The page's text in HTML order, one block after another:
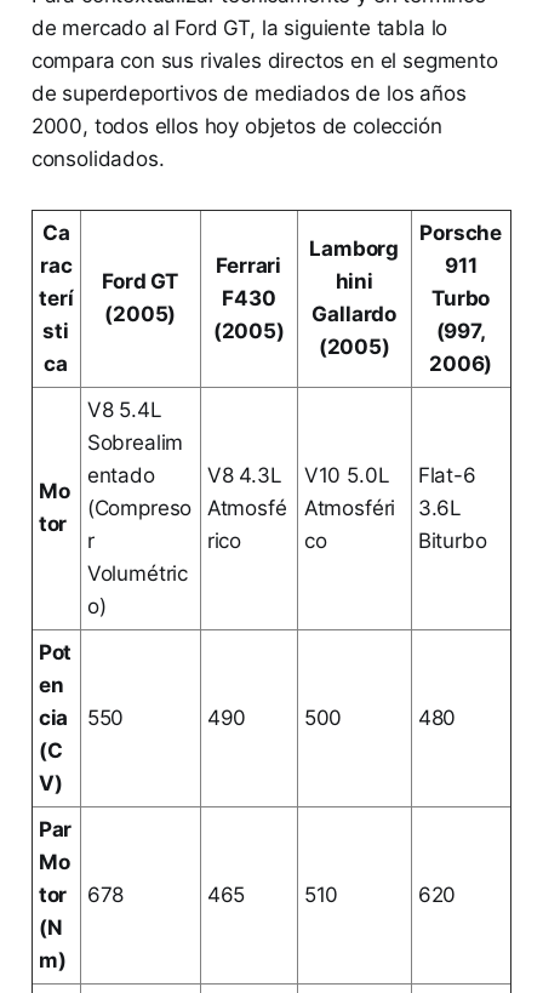
de mercado al Ford GT, la siguiente tabla lo
compara con sus rivales directos en el segmento
de superdeportivos de mediados de los años
2000, todos ellos hoy objetos de colección
consolidados.
Ca
rac
terí
sti
ca
Ford GT
(2005)
Ferrari
F430
(2005)
Lamborg
hini
Gallardo
(2005)
Porsche
911
Turbo
(997,
2006)
Mo
tor
V8 5.4L
Sobrealim
entado
(Compreso
r
Volumétric
o)
V8 4.3L
Atmosfé
rico
V10 5.0L
Atmosféri
co
Flat-6
3.6L
Biturbo
Pot
en
cia
(C
V)
550 490 500 480
Par
Mo
tor
(N
m)
678 465 510 620